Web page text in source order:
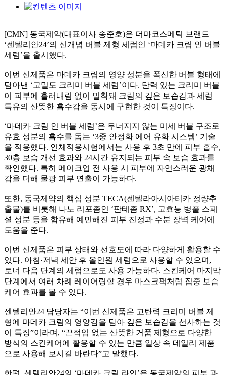
[CMN] 동국제약(대표이사 송준호)은 더마코스메틱 브랜드
‘센텔리안24’의 신개념 버블 제형 세럼인 ‘마데카 크림 인 버블
세럼’을 출시했다.
이번 신제품은 마데카 크림의 영양 성분을 폭신한 버블 형태에
담아낸 ‘고밀도 크리미 버블 세럼’이다. 탄력 있는 크리미 버블
이 피부에 흘러내림 없이 밀착돼 크림의 깊은 보습감과 세럼
특유의 산뜻한 흡수감을 동시에 구현한 것이 특징이다.
‘마데카 크림 인 버블 세럼’은 무너지지 않는 미세 버블 구조로
유효 성분의 흡수를 돕는 ‘3중 안정화 에어 유화 시스템’ 기술
을 적용했다. 인체적용시험에서는 사용 후 3초 만에 피부 흡수,
30층 보습 개선 효과와 24시간 유지되는 피부 속 보습 효과를
확인했다. 특히 메이크업 전 사용 시 피부에 자연스러운 광채
감을 더해 물광 피부 연출이 가능하다.
또한, 동국제약의 핵심 성분 TECA(센텔라아시아티카 정량추
출물)를 비롯해 나노 리포좀인 ‘판테좀 RX’, 고효능 병풀 스페
셜 성분 등을 함유해 예민해진 피부 진정과 수분 장벽 케어에
도움을 준다.
이번 신제품은 피부 상태와 선호도에 따라 다양하게 활용할 수
있다. 아침·저녁 세안 후 올인원 세럼으로 사용할 수 있으며,
토너 다음 단계의 세럼으로도 사용 가능하다. 스킨케어 마지막
단계에서 여러 차례 레이어링할 경우 마스크팩처럼 집중 보습
케어 효과를 볼 수 있다.
센텔리안24 담당자는 “이번 신제품은 고탄력 크리미 버블 제
형에 마데카 크림의 영양감을 담아 깊은 보습감을 선사하는 것
이 특징”이라며, “끈적임 없는 산뜻한 거품 제형으로 다양한
방식의 스킨케어에 활용할 수 있는 만큼 일상 속 데일리 제품
으로 사용해 보시길 바란다”고 말했다.
한편, 센텔리안24의 ‘마데카 크림 라인’은 동국제약의 피부 과